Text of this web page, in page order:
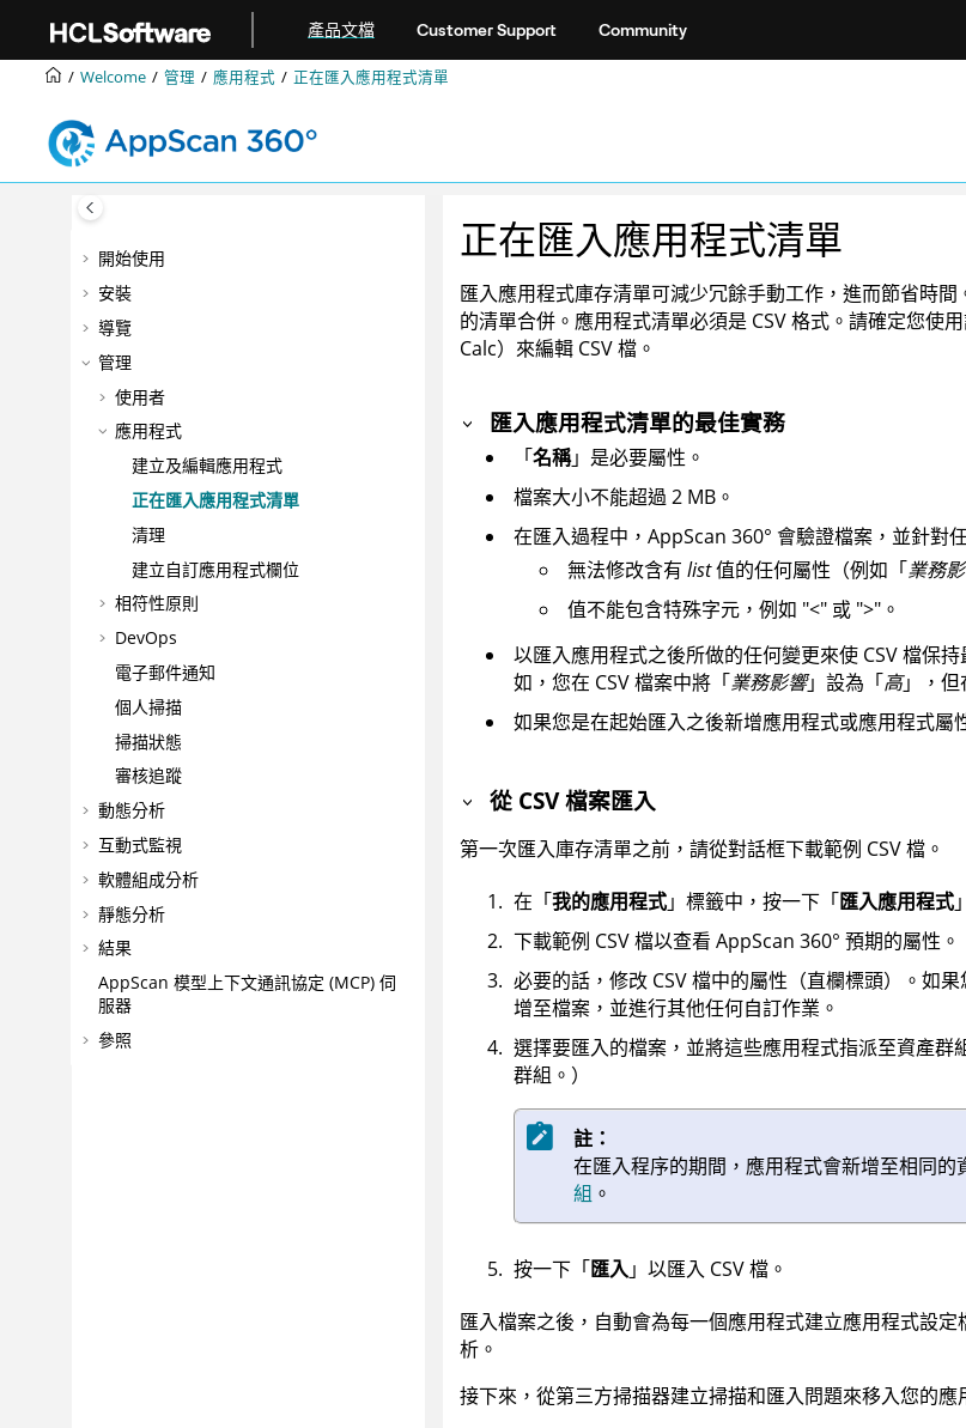
產品文檔 Customer Support Community
Welcome 管理 應用程式 正在匯入應用程式清單
開始使用
安裝
導覽
管理
使用者
應用程式
建立及編輯應用程式
正在匯入應用程式清單
清理
建立自訂應用程式欄位
相符性原則
DevOps
電子郵件通知
個人掃描
掃描狀態
審核追蹤
動態分析
互動式監視
軟體組成分析
靜態分析
結果
AppScan 模型上下文通訊協定 (MCP) 伺
服器
參照
正在匯入應用程式清單
匯入應用程式庫存清單可減少冗餘手動工作，進而節省時
的清單合併。應用程式清單必須是 CSV 格式。請確定您使
Calc）來編輯 CSV 檔。
匯入應用程式清單的最佳實務
「名稱」是必要屬性。
檔案大小不能超過 2 MB。
在匯入過程中， AppScan 360° 會驗證檔案，並針對
無法修改含有 list值的任何屬性（例如「業務
值不能包含特殊字元，例如 "<" 或 ">"。
以匯入應用程式之後所做的任何變更來使 CSV 檔保
如，您在 CSV 檔案中將「業務影響」設為「高」，但
如果您是在起始匯入之後新增應用程式或應用程式屬
從 CSV 檔案匯入
第一次匯入庫存清單之前，請從對話框下載範例 CSV 檔。
在「我的應用程式」標籤中，按一下「匯入應用程式
下載範例 CSV 檔以查看 AppScan 360° 預期的屬性。
必要的話，修改 CSV 檔中的屬性（直欄標頭）。如
增至檔案，並進行其他任何自訂作業。
選擇要匯入的檔案，並將這些應用程式指派至資產
群組。）
註：
在匯入程序的期間，應用程式會新增至相同
組 。
按一下「匯入」以匯入 CSV 檔。
匯入檔案之後，自動會為每一個應用程式建立應用程式設
析。
接下來，從第三方掃描器建立掃描和匯入問題來移入您的應